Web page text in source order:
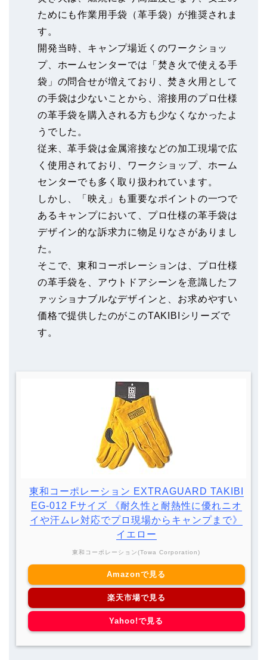
ためにも作業用手袋（革手袋）が推奨されま
す。
開発当時、キャンプ場近くのワークショッ
プ、ホームセンターでは「焚き火で使える手
袋」の問合せが増えており、焚き火用として
の手袋は少ないことから、溶接用のプロ仕様
の革手袋を購入される方も少なくなかったよ
うでした。
従来、革手袋は金属溶接などの加工現場で広
く使用されており、ワークショップ、ホーム
センターでも多く取り扱われています。
しかし、「映え」も重要なポイントの一つで
あるキャンプにおいて、プロ仕様の革手袋は
デザイン的な訴求力に物足りなさがありまし
た。
そこで、東和コーポレーションは、プロ仕様
の革手袋を、アウトドアシーンを意識したフ
ァッショナブルなデザインと、お求めやすい
価格で提供したのがこのTAKIBIシリーズで
す。
東和コーポレーション EXTRAGUARD TAKIBI
EG-012 Fサイズ 《耐久性と耐熱性に優れニオ
イや汗ムレ対応でプロ現場からキャンプまで》
イエロー
東和コーポレーション(Towa Corporation)
Amazonで見る
楽天市場で見る
Yahoo!で見る